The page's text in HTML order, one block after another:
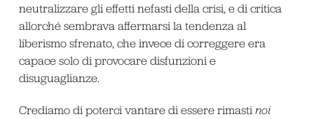
neutralizzare gli effetti nefasti della crisi, e di critica
allorché sembrava affermarsi la tendenza al
liberismo sfrenato, che invece di correggere era
capace solo di provocare disfunzioni e
disuguaglianze.
Crediamo di poterci vantare di essere rimasti noi